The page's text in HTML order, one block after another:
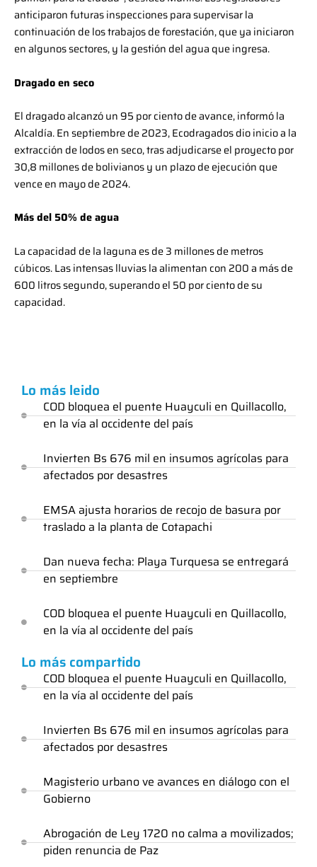
anticiparon futuras inspecciones para supervisar la
continuación de los trabajos de forestación, que ya iniciaron
en algunos sectores, y la gestión del agua que ingresa.
Dragado en seco
El dragado alcanzó un 95 por ciento de avance, informó la
Alcaldía. En septiembre de 2023, Ecodragados dio inicio a la
extracción de lodos en seco, tras adjudicarse el proyecto por
30,8 millones de bolivianos y un plazo de ejecución que
vence en mayo de 2024.
Más del 50% de agua
La capacidad de la laguna es de 3 millones de metros
cúbicos. Las intensas lluvias la alimentan con 200 a más de
600 litros segundo, superando el 50 por ciento de su
capacidad.
Lo más leido
COD bloquea el puente Huayculi en Quillacollo,
en la vía al occidente del país
Invierten Bs 676 mil en insumos agrícolas para
afectados por desastres
EMSA ajusta horarios de recojo de basura por
traslado a la planta de Cotapachi
Dan nueva fecha: Playa Turquesa se entregará
en septiembre
COD bloquea el puente Huayculi en Quillacollo,
en la vía al occidente del país
Lo más compartido
COD bloquea el puente Huayculi en Quillacollo,
en la vía al occidente del país
Invierten Bs 676 mil en insumos agrícolas para
afectados por desastres
Magisterio urbano ve avances en diálogo con el
Gobierno
Abrogación de Ley 1720 no calma a movilizados;
piden renuncia de Paz